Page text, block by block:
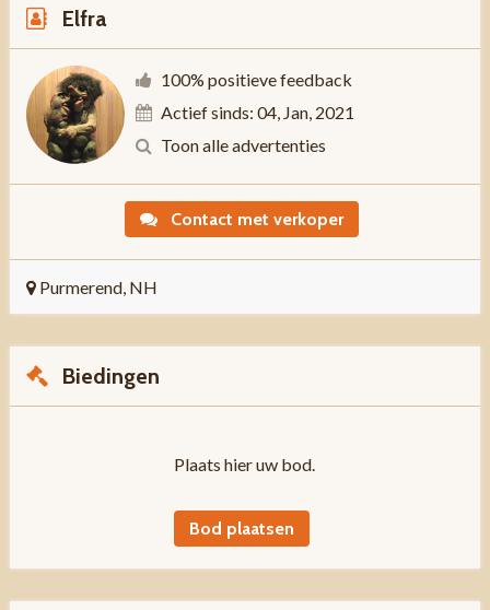
Elfra
100% positieve feedback
Actief sinds: 04, Jan, 2021
Toon alle advertenties
Contact met verkoper
Purmerend, NH
Biedingen
Plaats hier uw bod.
Bod plaatsen